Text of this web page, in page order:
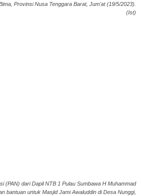
Provinsi Nusa Tenggara Barat, Jum'at (19/5/2023).
(Ist)
(PAN) dari Dapil NTB 1 Pulau Sumbawa H Muhammad
bantuan untuk Masjid Jami Awaluddin di Desa Nunggi,